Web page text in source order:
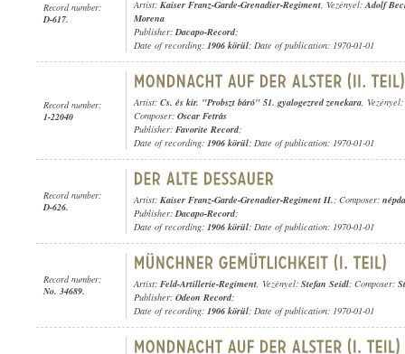
Record number:
D-617.
Artist: Kaiser Franz-Garde-Grenadier-Regiment, Vezényel:Adolf
Morena
Publisher:Dacapo-Record;
Date of recording: 1906 körül; Date of publication: 1970-01-01
Record number:
1-22040
Artist: Cs. és kir. "Probszt báró" 51. gyalogezred zenekara, Vezényel:
Composer: Oscar Fetrás
Publisher: Favorite Record;
Date of recording: 1906 körül; Date of publication: 1970-01-01
Record number:
D-626.
Artist: Kaiser Franz-Garde-Grenadier-Regiment II.; Composer:
Publisher:Dacapo-Record;
Date of recording: 1906 körül; Date of publication: 1970-01-01
Record number:
No. 34689.
Artist: Feld-Artillerie-Regiment, Vezényel: Stefan Seidl; Composer:
Publisher: Odeon Record;
Date of recording: 1906 körül; Date of publication: 1970-01-01